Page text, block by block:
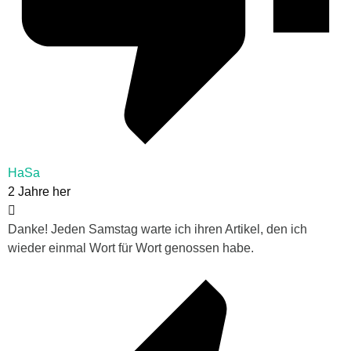
HaSa
2 Jahre her
Danke! Jeden Samstag warte ich ihren Artikel, den ich
wieder einmal Wort für Wort genossen habe.